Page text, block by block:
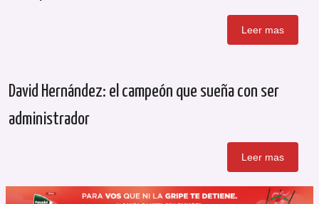
Leer mas
David Hernández: el campeón que sueña con ser
administrador
Leer mas